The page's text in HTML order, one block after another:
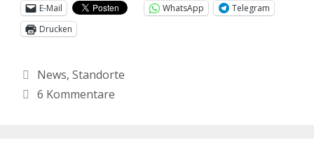
E-Mail
WhatsApp
Telegram
Drucken
News, Standorte
6 Kommentare